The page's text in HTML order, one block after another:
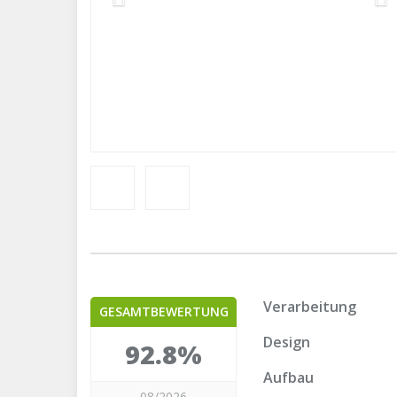
GESAMTBEWERTUNG
92.8%
Verarbeitung
Design
Aufbau